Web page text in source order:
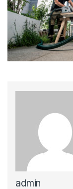
admin